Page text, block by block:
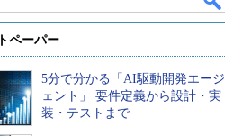
ペーパー
5分で分かる「AI駆動開発エージ
ェント」 要件定義から設計・実
装・テストまで